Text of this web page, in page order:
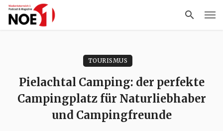
TOURISMUS
Pielachtal Camping: der perfekte
Campingplatz für Naturliebhaber
und Campingfreunde